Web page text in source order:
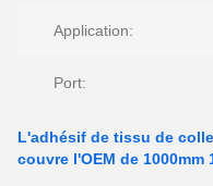
Application:
Port:
L'adhésif de tissu de
couvre l'OEM de